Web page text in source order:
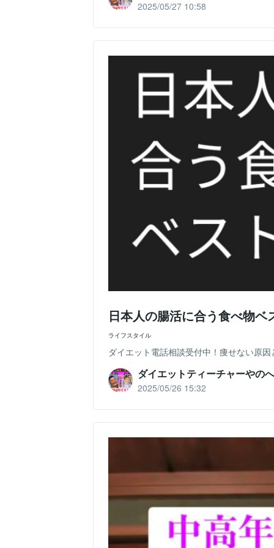
2025/05/27 10:58
日本人の腸活に合う食べ物
ライフスタイル
ダイエット電話相談受付中！痩せない原
ダイエットティーチャーやの
2025/05/26 15:32